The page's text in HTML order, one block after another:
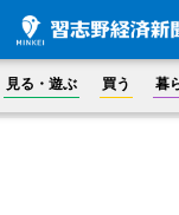
見る・遊ぶ 買う 暮